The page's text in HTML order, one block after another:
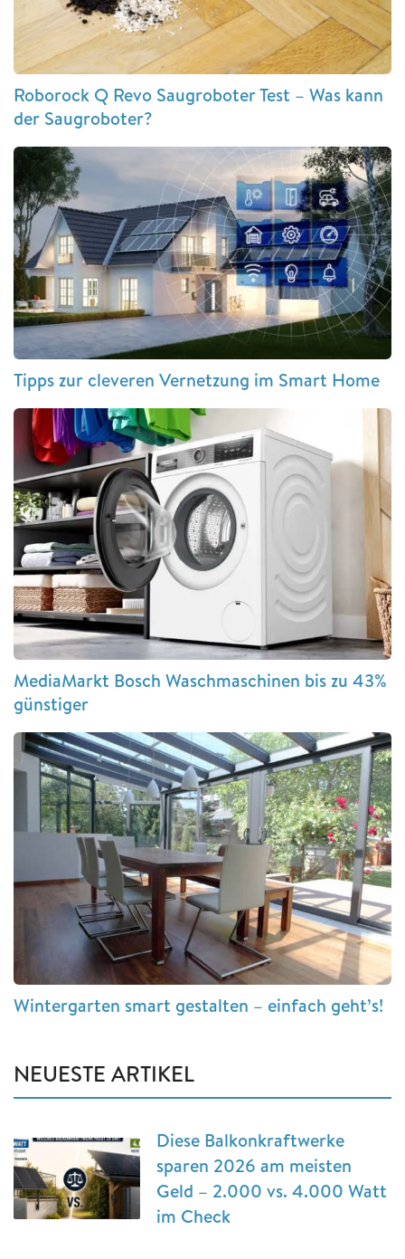
Roborock Q Revo Saugroboter Test – Was kann
der Saugroboter?
Tipps zur cleveren Vernetzung im Smart Home
MediaMarkt Bosch Waschmaschinen bis zu 43%
günstiger
Wintergarten smart gestalten – einfach geht’s!
NEUESTE ARTIKEL
Diese Balkonkraftwerke
sparen 2026 am meisten
Geld – 2.000 vs. 4.000 Watt
im Check